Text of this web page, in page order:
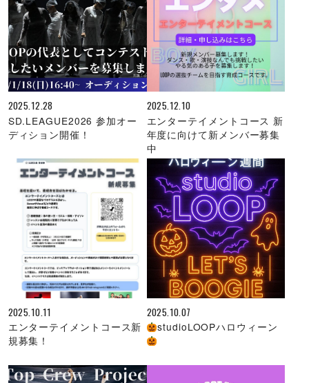
2025.12.28
SD.LEAGUE2026 参加オー
ディション開催！
2025.12.10
エンターテイメントコース 新
年度に向けて新メンバー募集
中
2025.10.11
エンターテイメントコース新
規募集！
2025.10.07
studioLOOPハロウィーン